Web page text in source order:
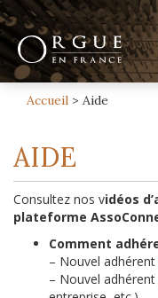
Accueil > Aide
AIDE
Consultez nos vidéos
plateforme
Comment
– Nouvel adhérent
– Nouvel adhérent